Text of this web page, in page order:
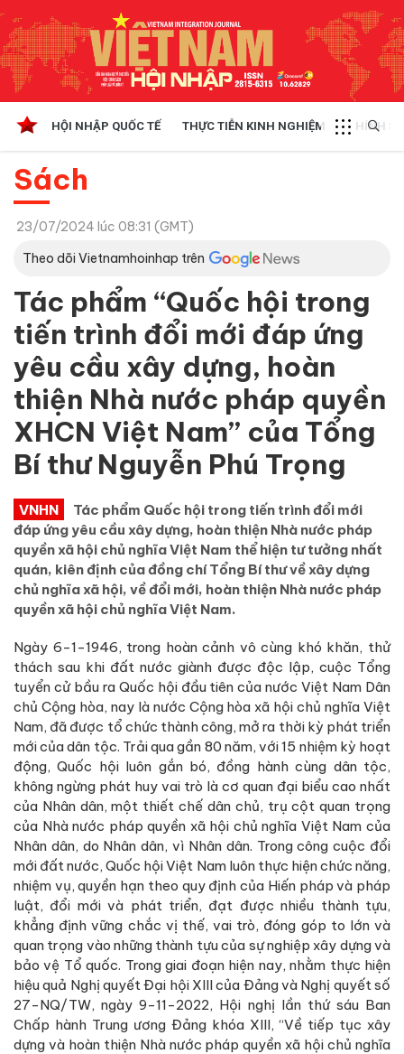
HỘI NHẬP QUỐC TẾ THỰC TIỄN KINH NGHIỆM CHÍNH
Sách
23/07/2024 lúc 08:31 (GMT)
Theo dõi Vietnamhoinhap trên
Tác phẩm “Quốc hội trong
tiến trình đổi mới đáp ứng
yêu cầu xây dựng, hoàn
thiện Nhà nước pháp quyền
XHCN Việt Nam” của Tổng
Bí thư Nguyễn Phú Trọng
VNHN
Tác phẩm Quốc hội trong tiến trình đổi mới
đáp ứng yêu cầu xây dựng, hoàn thiện Nhà nước pháp
quyền xã hội chủ nghĩa Việt Nam thể hiện tư tưởng nhất
quán, kiên định của đồng chí Tổng Bí thư về xây dựng
chủ nghĩa xã hội, về đổi mới, hoàn thiện Nhà nước pháp
quyền xã hội chủ nghĩa Việt Nam.
Ngày 6-1-1946, trong hoàn cảnh vô cùng khó khăn, thử
thách sau khi đất nước giành được độc lập, cuộc Tổng
tuyển cử bầu ra Quốc hội đầu tiên của nước Việt Nam Dân
chủ Cộng hòa, nay là nước Cộng hòa xã hội chủ nghĩa Việt
Nam, đã được tổ chức thành công, mở ra thời kỳ phát triển
mới của dân tộc. Trải qua gần 80 năm, với 15 nhiệm kỳ hoạt
động, Quốc hội luôn gắn bó, đồng hành cùng dân tộc,
không ngừng phát huy vai trò là cơ quan đại biểu cao nhất
của Nhân dân, một thiết chế dân chủ, trụ cột quan trọng
của Nhà nước pháp quyền xã hội chủ nghĩa Việt Nam của
Nhân dân, do Nhân dân, vì Nhân dân. Trong công cuộc đổi
mới đất nước, Quốc hội Việt Nam luôn thực hiện chức năng,
nhiệm vụ, quyền hạn theo quy định của Hiến pháp và pháp
luật, đổi mới và phát triển, đạt được nhiều thành tựu,
khẳng định vững chắc vị thế, vai trò, đóng góp to lớn và
quan trọng vào những thành tựu của sự nghiệp xây dựng và
bảo vệ Tổ quốc. Trong giai đoạn hiện nay, nhằm thực hiện
hiệu quả Nghị quyết Đại hội XIII của Đảng và Nghị quyết số
27-NQ/TW, ngày 9-11-2022, Hội nghị lần thứ sáu Ban
Chấp hành Trung ương Đảng khóa XIII, “Về tiếp tục xây
dựng và hoàn thiện Nhà nước pháp quyền xã hội chủ nghĩa